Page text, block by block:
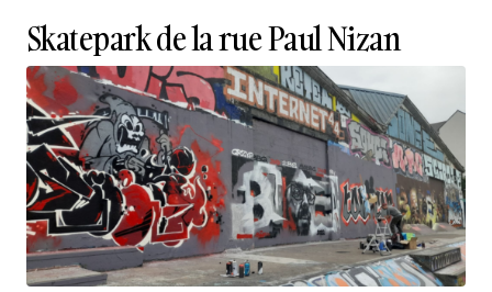
Skatepark de la rue Paul Nizan